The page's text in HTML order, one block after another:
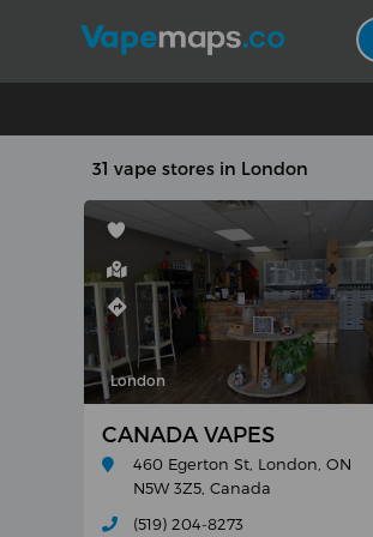
31 vape stores in London
London
CANADA VAPES
460 Egerton St, London, ON
N5W 3Z5, Canada
(519) 204-8273